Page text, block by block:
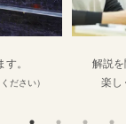
。
ださい）
解説
楽し